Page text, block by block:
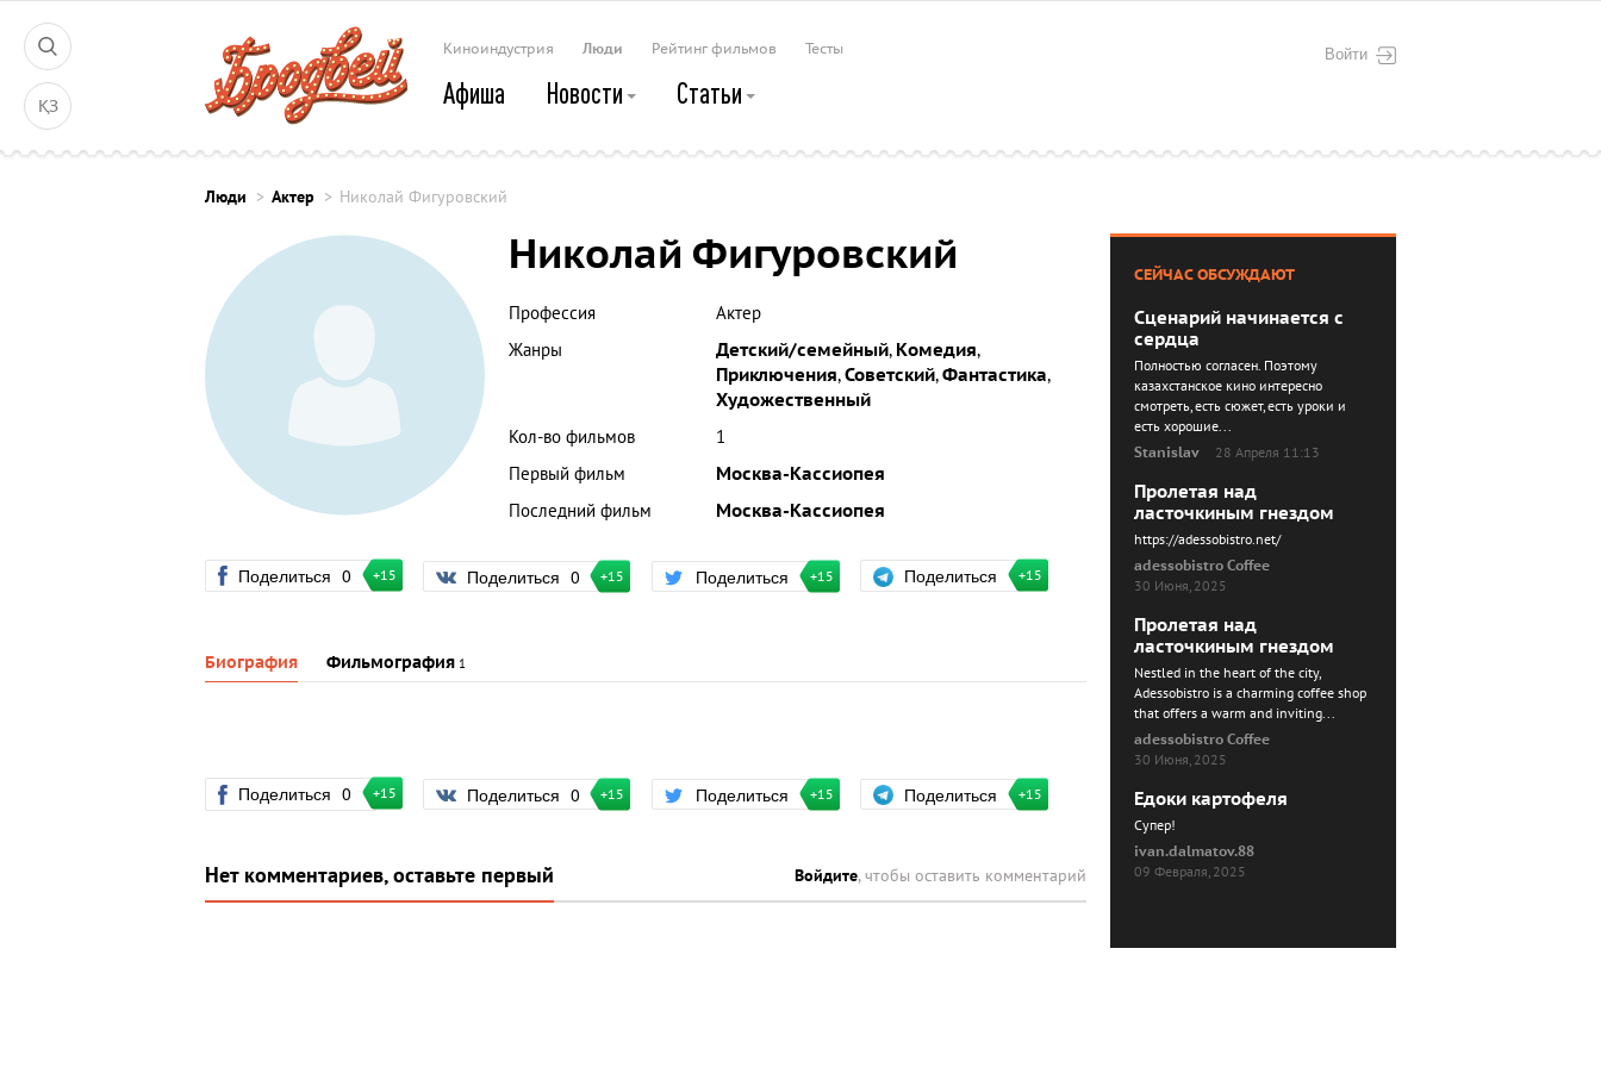
ҚЗ
Войти
Киноиндустрия Люди Рейтинг фильмов Тесты
Афиша Новости Статьи
Люди Актер Николай Фигуровский
Николай Фигуровский
Профессия
Актер
Жанры
Детский/семейный, Комедия,
Приключения,Советский,Фантастика,
Художественный
Кол-во фильмов
1
Первый фильм
Москва-Кассиопея
Последний фильм
Москва-Кассиопея
Поделиться 0 +15 Поделиться 0 +15 Поделиться +15 Поделиться +15
Биография Фильмография 1
Поделиться 0 +15 Поделиться 0 +15 Поделиться +15 Поделиться +15
Нет комментариев, оставьте первый Войдите, чтобы оставить комментарий
СЕЙЧАС ОБСУЖДАЮТ
Сценарий начинается с
сердца
Полностью согласен. Поэтому
казахстанское кино интересно
смотреть, есть сюжет, есть уроки и
есть хорошие...
Stanislav
28 Апреля 11:13
Пролетая над
ласточкиным гнездом
https://adessobistro.net/
adessobistro Coffee
30 Июня, 2025
Пролетая над
ласточкиным гнездом
Nestled in the heart of the city,
Adessobistro is a charming coffee shop
that offers a warm and inviting...
adessobistro Coffee
30 Июня, 2025
Едоки картофеля
Cупер!
ivan.dalmatov.88
09 Февраля, 2025